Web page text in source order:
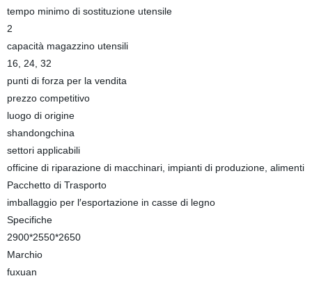
tempo minimo di sostituzione utensile
2
capacità magazzino utensili
16, 24, 32
punti di forza per la vendita
prezzo competitivo
luogo di origine
shandongchina
settori applicabili
officine di riparazione di macchinari, impianti di produzione, alimenti
Pacchetto di Trasporto
imballaggio per l′esportazione in casse di legno
Specifiche
2900*2550*2650
Marchio
fuxuan